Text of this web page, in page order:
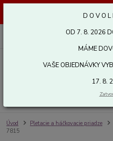
odošleme 17. 8.
Úvod Pletacie a háčkovacie priadze
7815
D O V O L
OD 7. 8. 2026
MÁME
VAŠE OBJEDNÁVKY
17. 8.